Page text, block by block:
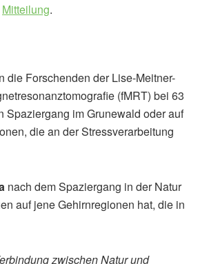
Mitteilung.
die Forschenden der Lise-Meitner-
(fMRT) bei 63
im Grunewald oder auf
die an der Stressverarbeitung
nach dem Spaziergang in der Natur
auf jene Gehirnregionen hat, die in
zwischen Natur und